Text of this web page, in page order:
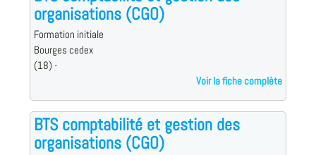
organisations (CGO)
Formation initiale
Bourges cedex
(18) -
Voir la fiche complète
BTS comptabilité et gestion des
organisations (CGO)